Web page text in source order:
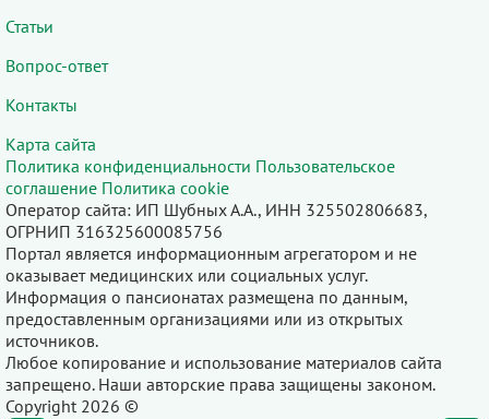
Статьи
Вопрос-ответ
Контакты
Карта сайта
Политика конфиденциальности Пользовательское
соглашение Политика cookie
Оператор сайта: ИП Шубных А.А., ИНН 325502806683,
ОГРНИП 316325600085756
Портал является информационным агрегатором и не
оказывает медицинских или социальных услуг.
Информация о пансионатах размещена по данным,
предоставленным организациями или из открытых
источников.
Любое копирование и использование материалов сайта
запрещено. Наши авторские права защищены законом.
Copyright 2026 ©